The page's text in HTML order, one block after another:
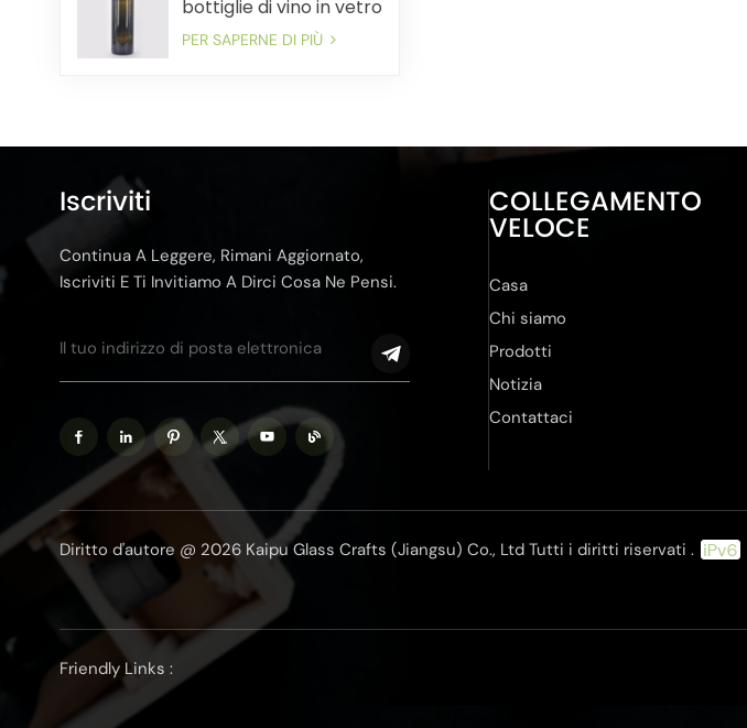
bottiglie di vino in vetro
di grandi dimensioni
sfuse. Consegna
PER SAPERNE DI PIÙ
Iscriviti
Continua A Leggere, Rimani Aggiornato,
Iscriviti E Ti Invitiamo A Dirci Cosa Ne Pensi.
COLLEGAMENTO
VELOCE
Casa
Chi siamo
Prodotti
Notizia
Contattaci
Diritto d'autore @ 2026 Kaipu Glass Crafts (Jiangsu) Co., Ltd Tutti i diritti riservati .
Friendly Links :